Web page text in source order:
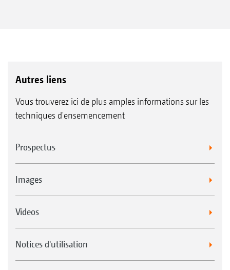
Autres liens
Vous trouverez ici de plus amples informations sur les
techniques d'ensemencement
Prospectus
Images
Videos
Notices d'utilisation